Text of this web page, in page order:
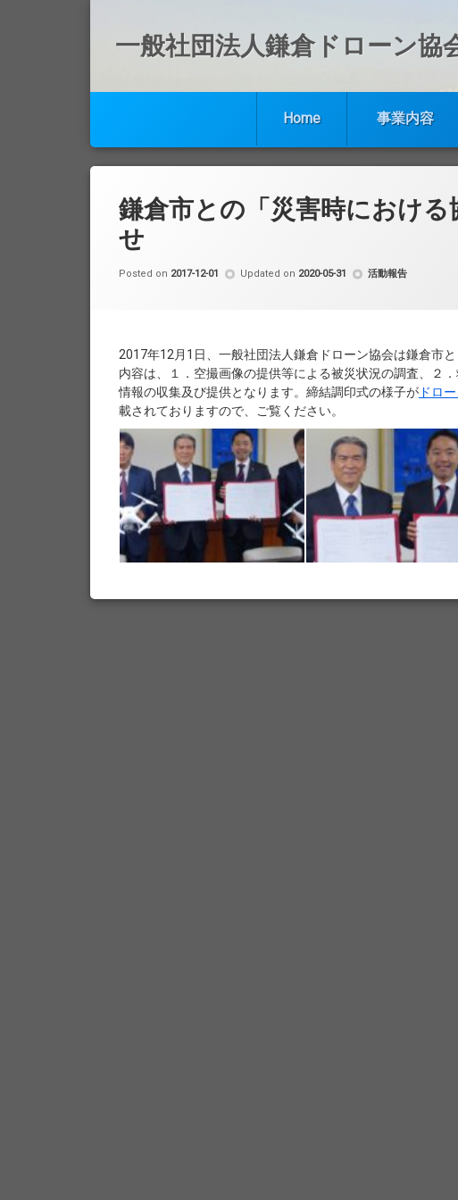
ン
一般社団法人鎌倉ドローン協
Home 事業内容
鎌倉市との「災害時におけ
せ
Posted on 2017-12-01 Updated on 2020-05-31
by鎌倉ドローン協会
カテゴリー:
活動報告
2017年12月1日、一般社団法人鎌倉ドローン協会は鎌倉市
内容は、１．空撮画像の提供等による被災状況の調査、２
情報の収集及び提供となります。締結調印式の様子がドロ
載されておりますので、ご覧ください。